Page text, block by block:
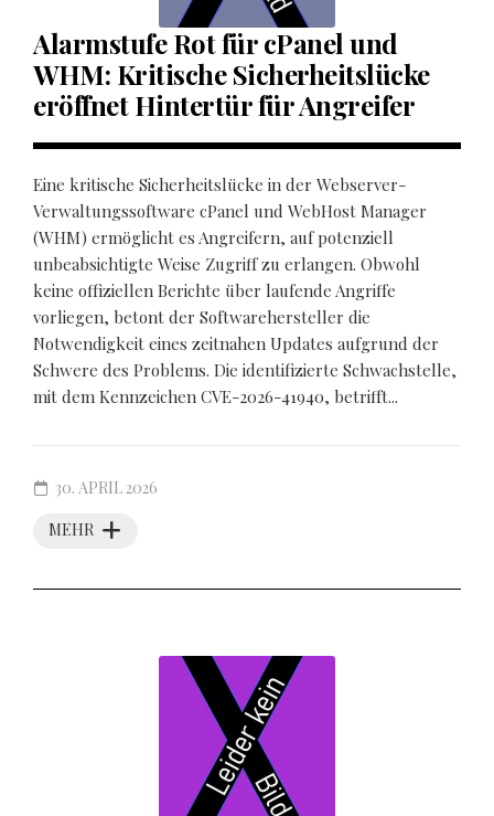
Alarmstufe Rot für cPanel und
WHM: Kritische Sicherheitslücke
eröffnet Hintertür für Angreifer
Eine kritische Sicherheitslücke in der Webserver-
Verwaltungssoftware cPanel und WebHost Manager
(WHM) ermöglicht es Angreifern, auf potenziell
unbeabsichtigte Weise Zugriff zu erlangen. Obwohl
keine offiziellen Berichte über laufende Angriffe
vorliegen, betont der Softwarehersteller die
Notwendigkeit eines zeitnahen Updates aufgrund der
Schwere des Problems. Die identifizierte Schwachstelle,
mit dem Kennzeichen CVE-2026-41940, betrifft...
MEHR
30. APRIL 2026